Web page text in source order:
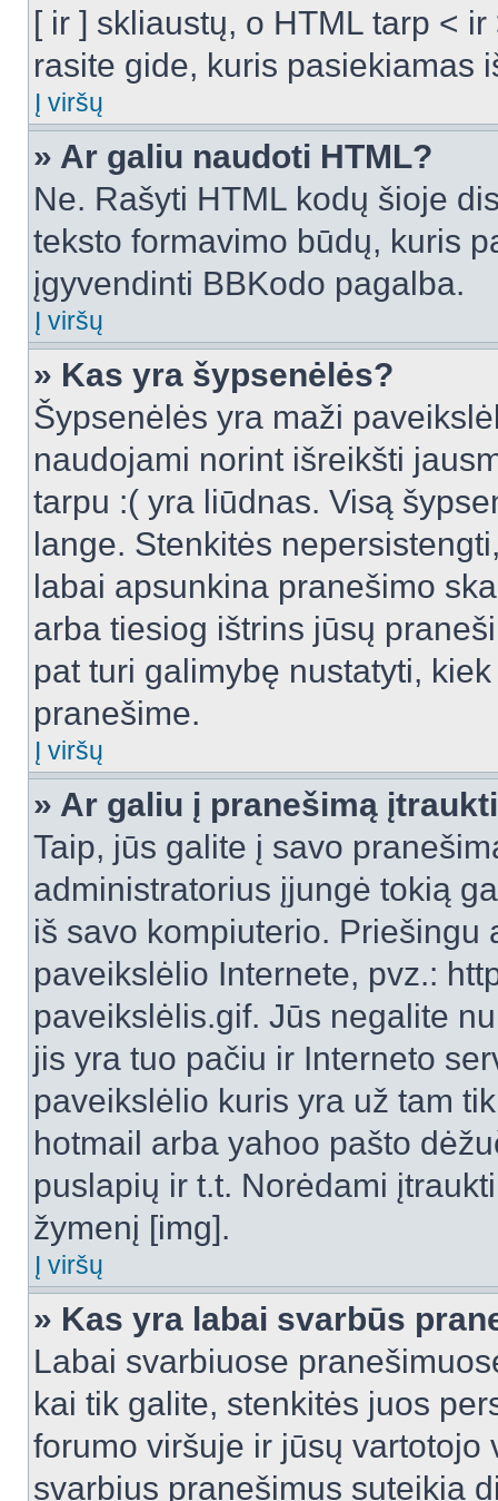
[ ir ] skliaustų, o HTML tarp <
rasite gide, kuris pasiekiamas
Į viršų
» Ar galiu naudoti HTML?
Ne. Rašyti HTML kodų šioje
teksto formavimo būdų, kuris
įgyvendinti BBKodo pagalba.
Į viršų
» Kas yra šypsenėlės?
Šypsenėlės yra maži
naudojami norint išreikšti
tarpu :( yra liūdnas. Visą
lange. Stenkitės
labai apsunkina pranešimo
arba tiesiog ištrins jūsų
pat turi galimybę nustatyti,
pranešime.
Į viršų
» Ar galiu į pranešimą
Taip, jūs galite į savo
administratorius įjungė tokią
iš savo kompiuterio.
paveikslėlio Internete, pvz.:
paveikslėlis.gif. Jūs negalite
jis yra tuo pačiu ir Interneto
paveikslėlio kuris yra už tam
hotmail arba yahoo pašto
puslapių ir t.t. Norėdami
žymenį [img].
Į viršų
» Kas yra labai svarbūs
Labai svarbiuose
kai tik galite, stenkitės juos
forumo viršuje ir jūsų vartotojo
svarbius pranešimus suteikia